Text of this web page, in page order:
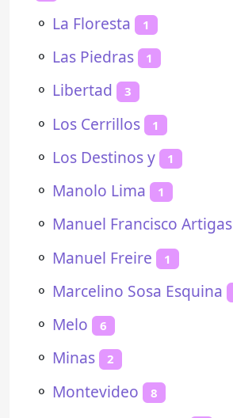
⚬ La Floresta 1
⚬ Las Piedras 1
⚬ Libertad 3
⚬ Los Cerrillos 1
⚬ Los Destinos y 1
⚬ Manolo Lima 1
⚬ Manuel Francisco Artigas
⚬ Manuel Freire 1
⚬ Marcelino Sosa Esquina
⚬ Melo 6
⚬ Minas 2
⚬ Montevideo 8